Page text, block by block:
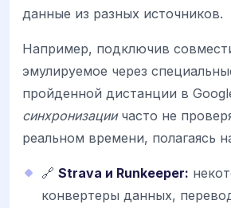
данные из разных источников.
Например, подключив
эмулируемое через
пройденной дистанции в
синхронизациичасто не
реальном времени, полагаясь
🔗 Strava и Runkeeper:
конвертеры данных,